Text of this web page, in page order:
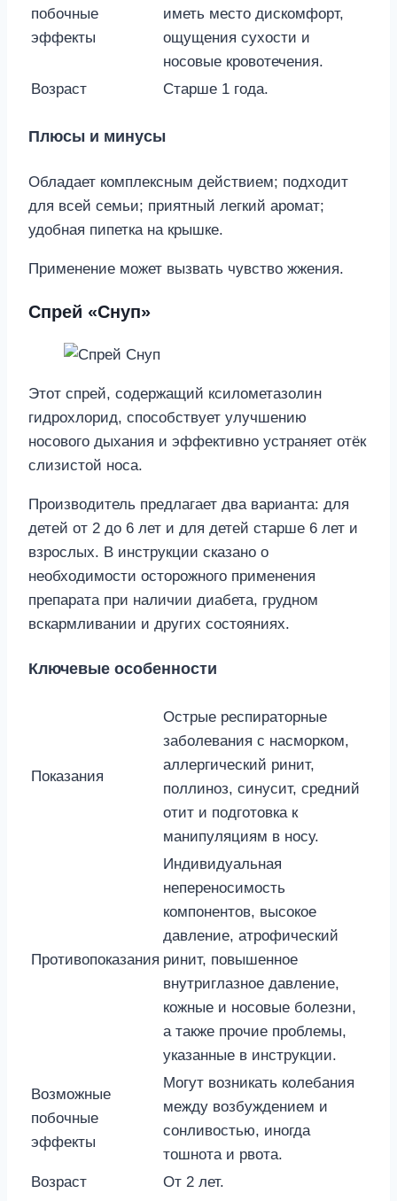
побочные
эффекты
иметь место дискомфорт,
ощущения сухости и
носовые кровотечения.
Возраст
Старше 1 года.
Плюсы и минусы
Обладает комплексным действием; подходит
для всей семьи; приятный легкий аромат;
удобная пипетка на крышке.
Применение может вызвать чувство жжения.
Спрей «Снуп»
Этот спрей, содержащий ксилометазолин
гидрохлорид, способствует улучшению
носового дыхания и эффективно устраняет отёк
слизистой носа.
Производитель предлагает два варианта: для
детей от 2 до 6 лет и для детей старше 6 лет и
взрослых. В инструкции сказано о
необходимости осторожного применения
препарата при наличии диабета, грудном
вскармливании и других состояниях.
Ключевые особенности
Показания
Острые респираторные
заболевания с насморком,
аллергический ринит,
поллиноз, синусит, средний
отит и подготовка к
манипуляциям в носу.
Противопоказания
Индивидуальная
непереносимость
компонентов, высокое
давление, атрофический
ринит, повышенное
внутриглазное давление,
кожные и носовые болезни,
а также прочие проблемы,
указанные в инструкции.
Возможные
побочные
эффекты
Могут возникать колебания
между возбуждением и
сонливостью, иногда
тошнота и рвота.
Возраст
От 2 лет.